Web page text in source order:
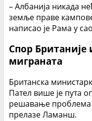
– Албанија никада
земље праве
написао је Рама у
Спор Британије
миграната
Британска
Пател више је пута
решавање проблема
прелазе Ламанш.